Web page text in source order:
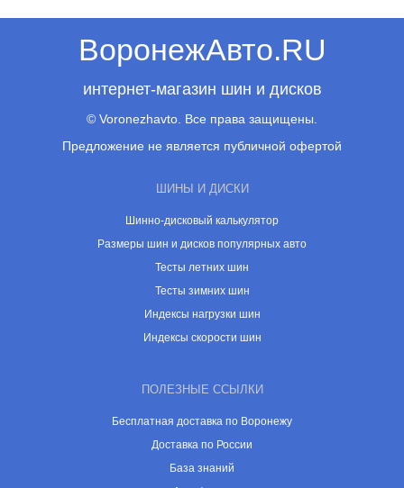
ВоронежАвто.RU
интернет-магазин шин и дисков
© Voronezhavto. Все права защищены.
Предложение не является публичной офертой
ШИНЫ И ДИСКИ
Шинно-дисковый калькулятор
Размеры шин и дисков популярных авто
Тесты летних шин
Тесты зимних шин
Индексы нагрузки шин
Индексы скорости шин
ПОЛЕЗНЫЕ ССЫЛКИ
Бесплатная доставка по Воронежу
Доставка по России
База знаний